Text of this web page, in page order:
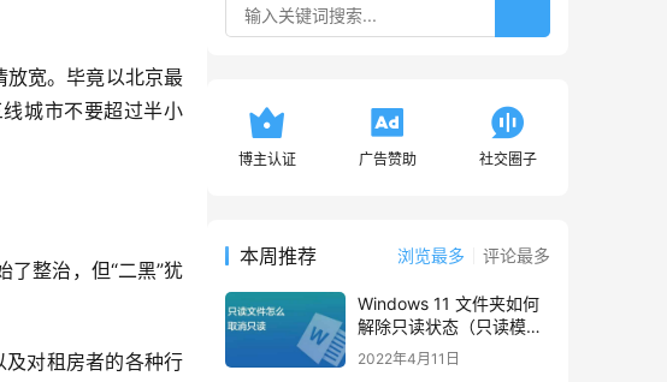
放宽。毕竟以北京最
城市不要超过半小
了整治，但“二黑”犹
及对租房者的各种行
博主认证 广告赞助 社交圈子
本周推荐 浏览最多 评论最多
Windows 11 文件夹如何
解除只读状态（只读模
式）
2022年4月11日